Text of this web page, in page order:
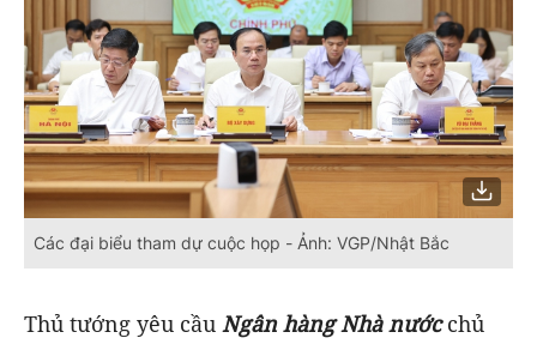
Các đại biểu tham dự cuộc họp - Ảnh: VGP/Nhật Bắc
Thủ tướng yêu cầu Ngân hàng Nhà nướcchủ